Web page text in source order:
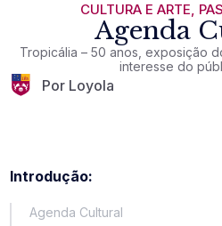
CULTURA E ARTE,
Agenda
Tropicália – 50 anos, exposição
interesse do
Por Loyola
Introdução:
Agenda Cultural